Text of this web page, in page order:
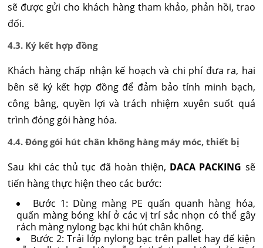
sẽ được gửi cho khách hàng tham khảo, phản hồi, trao
đổi.
4.3. Ký kết hợp đồng
Khách hàng chấp nhận kế hoạch và chi phí đưa ra, hai
bên sẽ ký kết hợp đồng để đảm bảo tính minh bạch,
công bằng, quyền lợi và trách nhiệm xuyên suốt quá
trình đóng gói hàng hóa.
4.4. Đóng gói hút chân không hàng máy móc, thiết bị
Sau khi các thủ tục đã hoàn thiện, DACA PACKING sẽ
tiến hàng thực hiện theo các bước:
Bước 1: Dùng màng PE quấn quanh hàng hóa,
quấn màng bóng khí ở các vị trí sắc nhọn có thể gây
rách màng nylong bạc khi hút chân không.
Bước 2: Trải lớp nylong bạc trên pallet hay đế kiện